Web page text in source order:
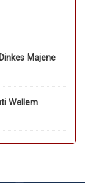
Majene
Wellem